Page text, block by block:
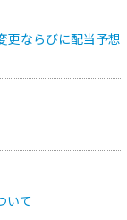
更ならびに配当予想
いて